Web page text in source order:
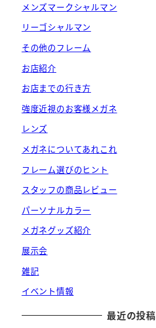
メンズマークシャルマン
リーゴシャルマン
その他のフレーム
お店紹介
お店までの行き方
強度近視のお客様メガネ
レンズ
メガネについてあれこれ
フレーム選びのヒント
スタッフの商品レビュー
パーソナルカラー
メガネグッズ紹介
展示会
雑記
イベント情報
最近の投稿